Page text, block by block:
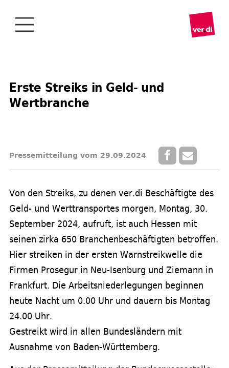
Erste Streiks in Geld- und
Wertbranche
Pressemitteilung vom 29.09.2024
Von den Streiks, zu denen ver.di Beschäftigte des
Geld- und Werttransportes morgen, Montag, 30.
September 2024, aufruft, ist auch Hessen mit
seinen zirka 650 Branchenbeschäftigten betroffen.
Hier streiken in der ersten Warnstreikwelle die
Firmen Prosegur in Neu-Isenburg und Ziemann in
Frankfurt. Die Arbeitsniederlegungen beginnen
heute Nacht um 0.00 Uhr und dauern bis Montag
24.00 Uhr.
Gestreikt wird in allen Bundesländern mit
Ausnahme von Baden-Württemberg.